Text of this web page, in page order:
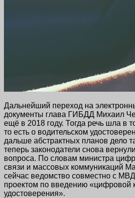
Дальнейший переход на
документы глава ГИБДД Михаил
ещё в 2018 году. Тогда речь шла в
то есть о водительском
дальше абстрактных планов дело
теперь законодатели снова
вопроса. По словам министра
связи и массовых коммуникаций
сейчас ведомство совместно с
проектом по введению «цифровой
удостоверения».